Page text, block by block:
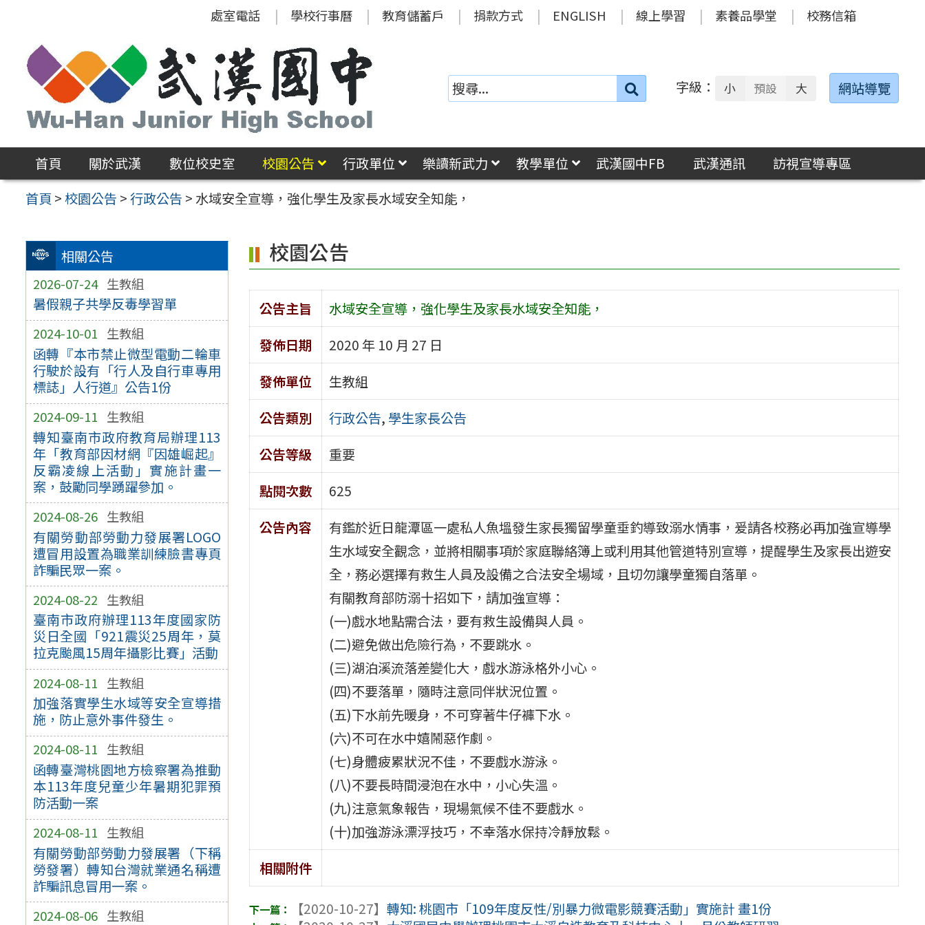
區
處室電話 學校行事曆 教育儲蓄戶 捐款方式 ENGLISH 線上學習 素養品學堂 校務信箱
搜
字級： 小 預設 大 網站導覽
首頁 關於武漢 數位校史室 校園公告 行政單位 樂讀新武力 教學單位 武漢國中FB 武漢通訊
訪視宣導專區
首頁 >校園公告 >行政公告 > 水域安全宣導，強化學生及家長水域安全知能，
相關公告
2026-07-24 生教組
暑假親子共學反毒學習單
2024-10-01 生教組
函轉『本市禁止微型電動二輪車
行駛於設有「行人及自行車專用
標誌」人行道』公告1份
2024-09-11 生教組
轉知臺南市政府教育局辦理113
年「教育部因材網『因雄崛起』
反霸凌線上活動」實施計畫一
案，鼓勵同學踴躍參加。
2024-08-26 生教組
有關勞動部勞動力發展署LOGO
遭冒用設置為職業訓練臉書專頁
詐騙民眾一案。
2024-08-22 生教組
臺南市政府辦理113年度國家防
災日全國「921震災25周年，莫
拉克颱風15周年攝影比賽」活動
2024-08-11 生教組
加強落實學生水域等安全宣導措
施，防止意外事件發生。
2024-08-11 生教組
函轉臺灣桃園地方檢察署為推動
本113年度兒童少年暑期犯罪預
防活動一案
2024-08-11 生教組
有關勞動部勞動力發展署（下稱
勞發署）轉知台灣就業通名稱遭
詐騙訊息冒用一案。
2024-08-06 生教組
校園公告
公告主旨
水域安全宣導，強化學生及家長水域安全知能，
發佈日期
2020 年 10 月 27 日
發佈單位
生教組
公告類別
行政公告, 學生家長公告
公告等級
重要
點閱次數
625
公告內容
有鑑於近日龍潭區一處私人魚塭發生家長獨留學童垂釣導致溺水情事，爰請各校務必再加強宣導學
生水域安全觀念，並將相關事項於家庭聯絡簿上或利用其他管道特別宣導，提醒學生及家長出遊安
全，務必選擇有救生人員及設備之合法安全場域，且切勿讓學童獨自落單。
有關教育部防溺十招如下，請加強宣導：
(一)戲水地點需合法，要有救生設備與人員。
(二)避免做出危險行為，不要跳水。
(三)湖泊溪流落差變化大，戲水游泳格外小心。
(四)不要落單，隨時注意同伴狀況位置。
(五)下水前先暖身，不可穿著牛仔褲下水。
(六)不可在水中嬉鬧惡作劇。
(七)身體疲累狀況不佳，不要戲水游泳。
(八)不要長時間浸泡在水中，小心失溫。
(九)注意氣象報告，現場氣候不佳不要戲水。
(十)加強游泳漂浮技巧，不幸落水保持冷靜放鬆。
相關附件
【2020-10-27】轉知: 桃園市「109年度反性/別暴力微電影競賽活動」實施計 畫1份